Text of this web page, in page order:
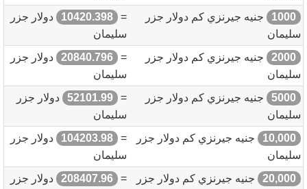
1000
جنيه جيرنزي كم دولار جزر
سليمان
=
10420.398
دولار جزر
سليمان
2000
جنيه جيرنزي كم دولار جزر
سليمان
=
20840.796
دولار جزر
سليمان
5000
جنيه جيرنزي كم دولار جزر
سليمان
=
52101.99
دولار جزر
سليمان
10,000
جنيه جيرنزي كم دولار جزر
سليمان
=
104203.98
دولار جزر
سليمان
20,000
جنيه جيرنزي كم دولار جزر
=
208407.96
دولار جزر